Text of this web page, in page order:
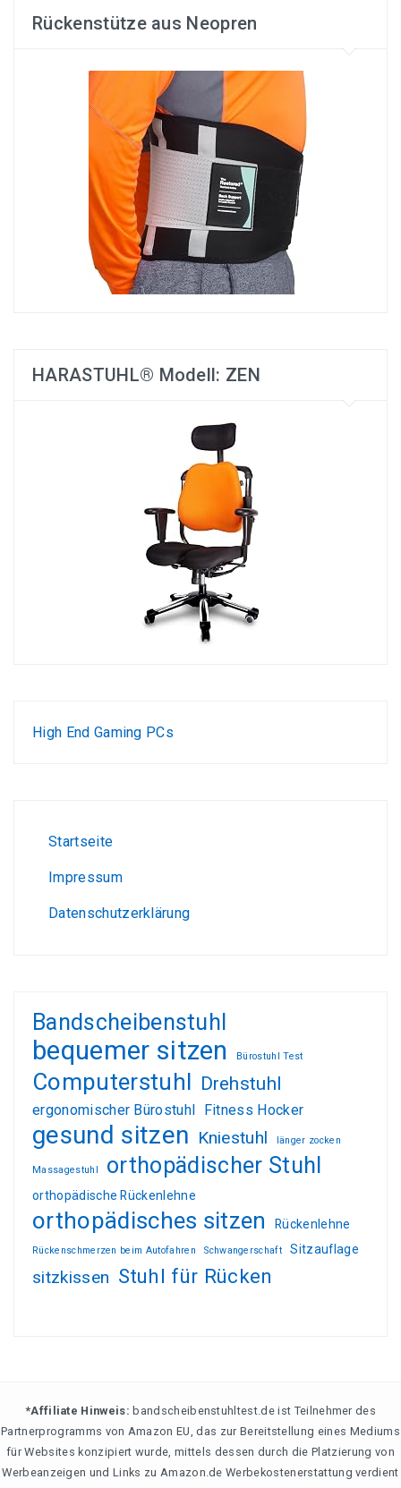
Rückenstütze aus Neopren
HARASTUHL® Modell: ZEN
High End Gaming PCs
Startseite
Impressum
Datenschutzerklärung
Bandscheibenstuhl
bequemer sitzen Bürostuhl Test
Computerstuhl Drehstuhl
ergonomischer Bürostuhl Fitness Hocker
gesund sitzen Kniestuhl länger zocken
Massagestuhl orthopädischer Stuhl
orthopädische Rückenlehne
orthopädisches sitzen Rückenlehne
Rückenschmerzen beim Autofahren Schwangerschaft Sitzauflage
sitzkissen Stuhl für Rücken
*Affiliate Hinweis: bandscheibenstuhltest.de ist Teilnehmer des
Partnerprogramms von Amazon EU, das zur Bereitstellung eines Mediums
für Websites konzipiert wurde, mittels dessen durch die Platzierung von
Werbeanzeigen und Links zu Amazon.de Werbekostenerstattung verdient